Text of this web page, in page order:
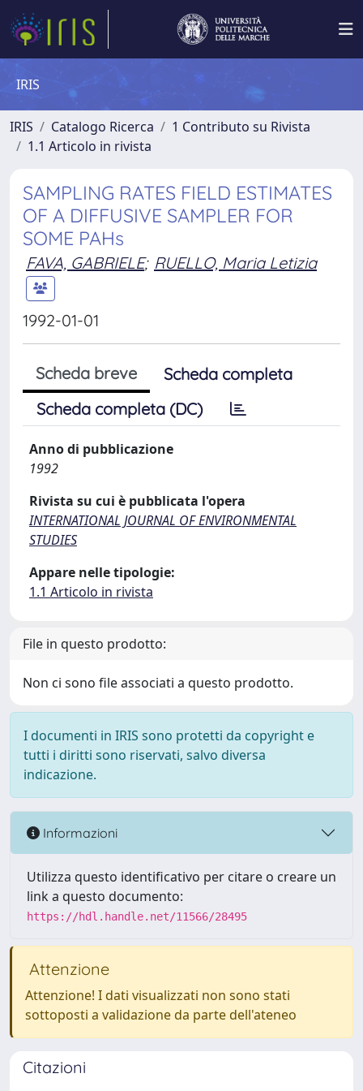
IRIS
IRIS Catalogo Ricerca
1 Contributo su Rivista
1.1 Articolo in rivista
SAMPLING RATES FIELD ESTIMATES
OF A DIFFUSIVE SAMPLER FOR
SOME PAHs
FAVA, GABRIELE; RUELLO, Maria Letizia
1992-01-01
Scheda breve
Scheda completa
Scheda completa (DC)
Anno di pubblicazione
1992
Rivista su cui è pubblicata l'opera
INTERNATIONAL JOURNAL OF ENVIRONMENTAL
STUDIES
Appare nelle tipologie:
1.1 Articolo in rivista
File in questo prodotto:
Non ci sono file associati a questo prodotto.
I documenti in IRIS sono protetti da copyright e
tutti i diritti sono riservati, salvo diversa
indicazione.
Informazioni
Utilizza questo identificativo per citare o creare un
link a questo documento:
https://hdl.handle.net/11566/28495
Attenzione
Attenzione! I dati visualizzati non sono stati
sottoposti a validazione da parte dell'ateneo
Citazioni